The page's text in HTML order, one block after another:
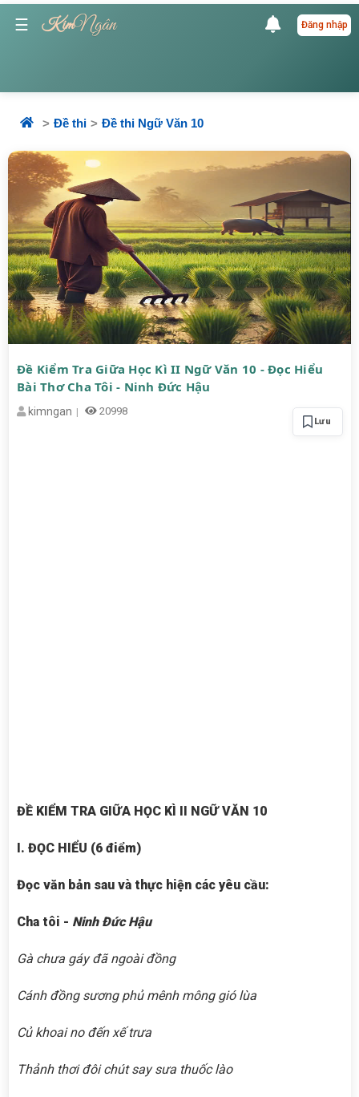
☰ KimNgân Đăng nhập
Đề thi Đề thi Ngữ Văn 10
Đề Kiểm Tra Giữa Học Kì II Ngữ Văn 10 - Đọc Hiểu
Bài Thơ Cha Tôi - Ninh Đức Hậu
kimngan 20998
Lưu
ĐỀ KIỂM TRA GIỮA HỌC KÌ II NGỮ VĂN 10
I. ĐỌC HIỂU (6 điểm)
Đọc văn bản sau và thực hiện các yêu cầu:
Cha tôi - Ninh Ðức Hậu
Gà chưa gáy đã ngoài đồng
Cánh đồng sương phủ mênh mông gió lùa
Củ khoai no đến xế trưa
Thảnh thơi đôi chút say sưa thuốc lào